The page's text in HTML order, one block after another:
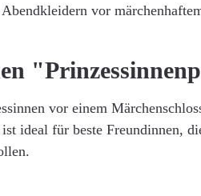
vor einem
ideal für beste Freundinnen,